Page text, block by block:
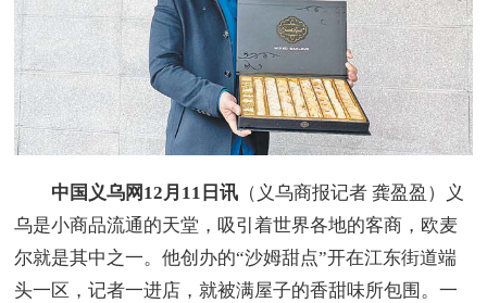
中国义乌网12月11日讯 （义乌商报记者 龚盈盈）义
乌是小商品流通的天堂，吸引着世界各地的客商，欧麦
尔就是其中之一。他创办的“沙姆甜点”开在江东街道端
头一区，记者一进店，就被满屋子的香甜味所包围。一